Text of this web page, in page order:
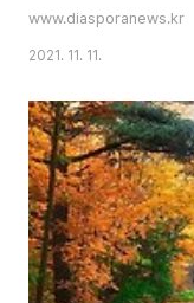
www.diasporanews.kr
2021. 11. 11.